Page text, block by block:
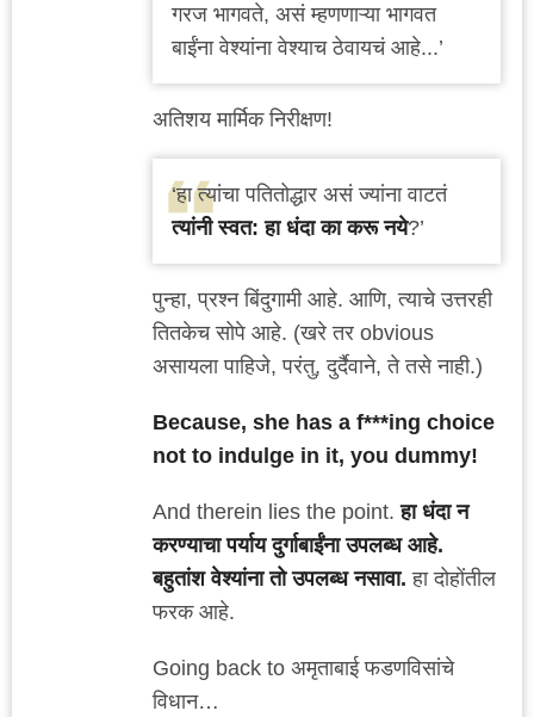
गरज भागवते, असं म्हणणाऱ्या भागवत
बाईंना वेश्यांना वेश्याच ठेवायचं आहे...’
अतिशय मार्मिक निरीक्षण!
‘हा त्यांचा पतितोद्धार असं ज्यांना वाटतं
त्यांनी स्वत: हा धंदा का करू नये?’
पुन्हा, प्रश्न बिंदुगामी आहे. आणि, त्याचे उत्तरही
तितकेच सोपे आहे. (खरे तर obvious
असायला पाहिजे, परंतु, दुर्दैवाने, ते तसे नाही.)
Because, she has a f***ing choice
not to indulge in it, you dummy!
And therein lies the point.हा धंदा न
करण्याचा पर्याय दुर्गाबाईंना उपलब्ध आहे.
बहुतांश वेश्यांना तो उपलब्ध नसावा. हा दोहोंतील
फरक आहे.
Going back to अमृताबाई फडणविसांचे
विधान…